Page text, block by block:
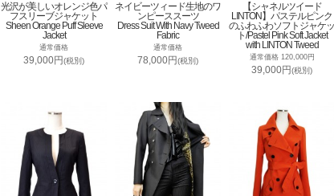
光沢が美しいオレンジ色パ
フスリーブジャケット
Sheen Orange Puff Sleeve
Jacket
通常価格
39,000円(税別)
ネイビーツィード生地のワ
ンピーススーツ
Dress Suit With Navy Tweed
Fabric
通常価格
78,000円(税別)
【シャネルツイード
LINTON】パステルピンク
のふわふわソフトジャケッ
ト/Pastel Pink Soft Jacket
with LINTON Tweed
通常価格 120,000円
39,000円(税別)